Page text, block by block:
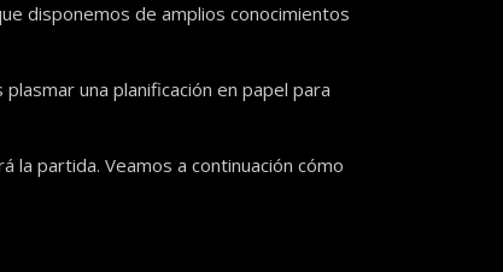
disponemos de amplios conocimientos
una planificación en papel para
partida. Veamos a continuación cómo